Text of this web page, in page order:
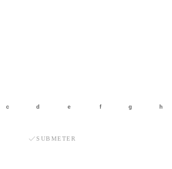
c d e f g h
SUBMETER